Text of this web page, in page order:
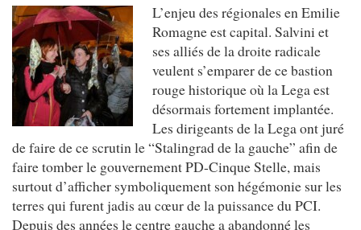
L’enjeu des régionales en Emilie
Romagne est capital. Salvini et
ses alliés de la droite radicale
veulent s’emparer de ce bastion
rouge historique où la Lega est
désormais fortement implantée.
Les dirigeants de la Lega ont juré
de faire de ce scrutin le “Stalingrad de la gauche” afin de
faire tomber le gouvernement PD-Cinque Stelle, mais
surtout d’afficher symboliquement son hégémonie sur les
terres qui furent jadis au cœur de la puissance du PCI.
Depuis des années le centre gauche a abandonné les